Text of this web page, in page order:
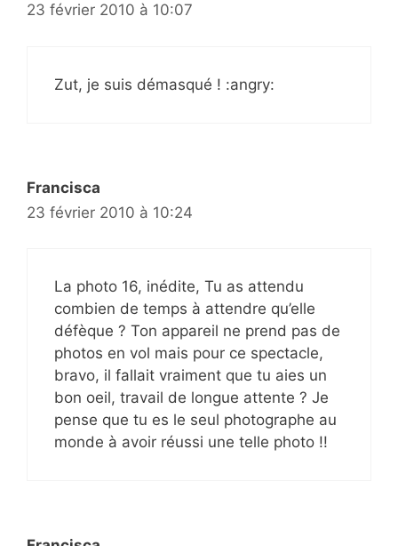
23 février 2010 à 10:07
Zut, je suis démasqué ! :angry:
Francisca
23 février 2010 à 10:24
La photo 16, inédite, Tu as attendu
combien de temps à attendre qu’elle
défèque ? Ton appareil ne prend pas de
photos en vol mais pour ce spectacle,
bravo, il fallait vraiment que tu aies un
bon oeil, travail de longue attente ? Je
pense que tu es le seul photographe au
monde à avoir réussi une telle photo !!